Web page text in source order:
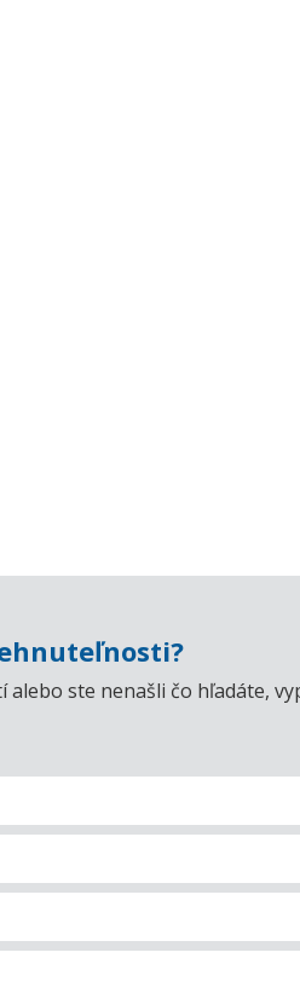
ste nenašli čo hľadáte,